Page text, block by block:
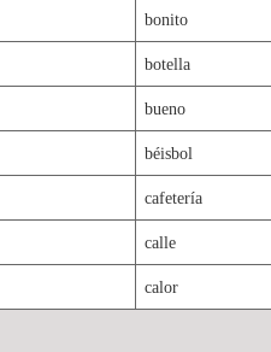
bonito
botella
bueno
béisbol
cafetería
calle
calor